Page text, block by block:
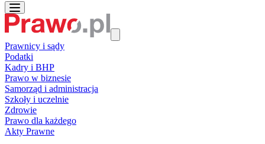
Prawnicy i sądy
Podatki
Kadry i BHP
Prawo w biznesie
Samorząd i administracja
Szkoły i uczelnie
Zdrowie
Prawo dla każdego
Akty Prawne